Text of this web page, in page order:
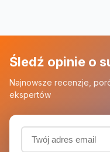
Śledź opinie o
Najnowsze recenzje,
ekspertów
Adres email